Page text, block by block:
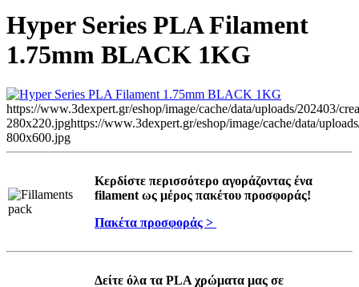
Hyper Series PLA Filament
1.75mm BLACK 1KG
https://www.3dexpert.gr/eshop/image/cache/data/uploads/202403/
280x220.jpghttps://www.3dexpert.gr/eshop/image/cache/data/
800x600.jpg
Κερδίστε περισσότερο αγοράζοντας ένα
filament ως μέρος πακέτου προσφοράς!
Πακέτα προσφοράς >
Δείτε όλα τα PLA χρώματα μας σε